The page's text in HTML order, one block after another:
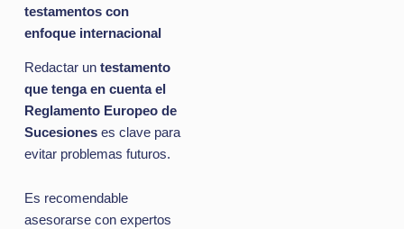
testamentos con
enfoque internacional
Redactar un testamento
que tenga en cuenta el
Reglamento Europeo de
Sucesioneses clave para
evitar problemas futuros.
Es recomendable
asesorarse con expertos